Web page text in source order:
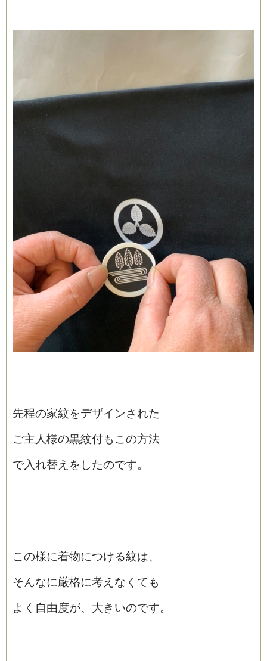
先程の家紋をデザインされた
ご主人様の黒紋付もこの方法
で入れ替えをしたのです。
この様に着物につける紋は、
そんなに厳格に考えなくても
よく自由度が、大きいのです。